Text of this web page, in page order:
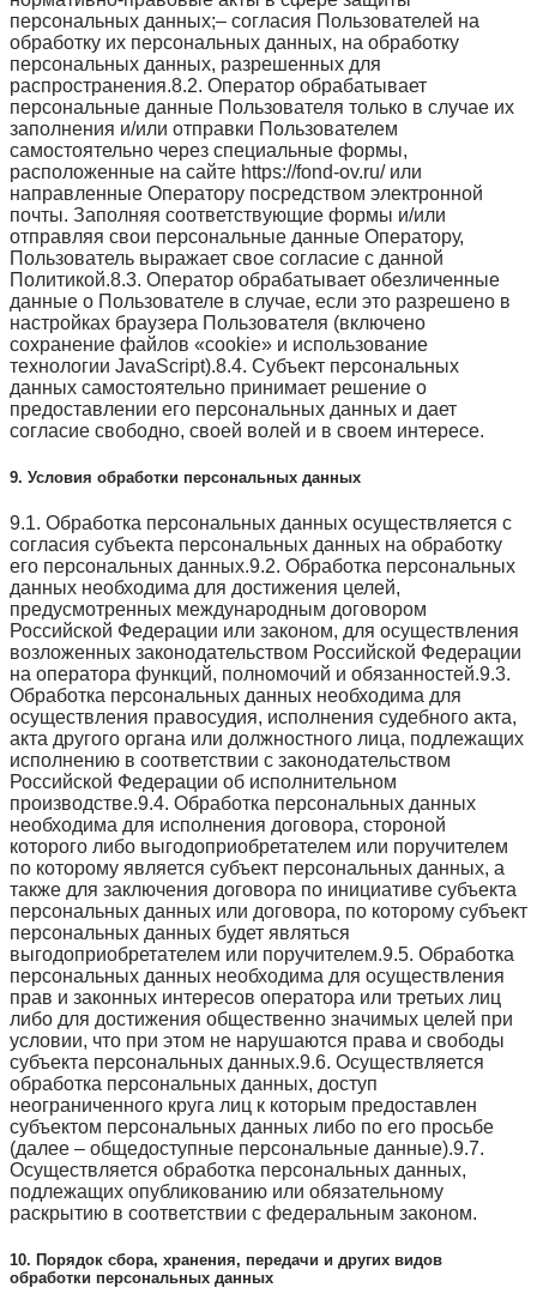
персональных данных;– согласия Пользователей на
обработку их персональных данных, на обработку
персональных данных, разрешенных для
распространения.8.2. Оператор обрабатывает
персональные данные Пользователя только в случае их
заполнения и/или отправки Пользователем
самостоятельно через специальные формы,
расположенные на сайте https://fond-ov.ru/ или
направленные Оператору посредством электронной
почты. Заполняя соответствующие формы и/или
отправляя свои персональные данные Оператору,
Пользователь выражает свое согласие с данной
Политикой.8.3. Оператор обрабатывает обезличенные
данные о Пользователе в случае, если это разрешено в
настройках браузера Пользователя (включено
сохранение файлов «cookie» и использование
технологии JavaScript).8.4. Субъект персональных
данных самостоятельно принимает решение о
предоставлении его персональных данных и дает
согласие свободно, своей волей и в своем интересе.
9. Условия обработки персональных данных
9.1. Обработка персональных данных осуществляется с
согласия субъекта персональных данных на обработку
его персональных данных.9.2. Обработка персональных
данных необходима для достижения целей,
предусмотренных международным договором
Российской Федерации или законом, для осуществления
возложенных законодательством Российской Федерации
на оператора функций, полномочий и обязанностей.9.3.
Обработка персональных данных необходима для
осуществления правосудия, исполнения судебного акта,
акта другого органа или должностного лица, подлежащих
исполнению в соответствии с законодательством
Российской Федерации об исполнительном
производстве.9.4. Обработка персональных данных
необходима для исполнения договора, стороной
которого либо выгодоприобретателем или поручителем
по которому является субъект персональных данных, а
также для заключения договора по инициативе субъекта
персональных данных или договора, по которому субъект
персональных данных будет являться
выгодоприобретателем или поручителем.9.5. Обработка
персональных данных необходима для осуществления
прав и законных интересов оператора или третьих лиц
либо для достижения общественно значимых целей при
условии, что при этом не нарушаются права и свободы
субъекта персональных данных.9.6. Осуществляется
обработка персональных данных, доступ
неограниченного круга лиц к которым предоставлен
субъектом персональных данных либо по его просьбе
(далее – общедоступные персональные данные).9.7.
Осуществляется обработка персональных данных,
подлежащих опубликованию или обязательному
раскрытию в соответствии с федеральным законом.
10. Порядок сбора, хранения, передачи и других видов
обработки персональных данных